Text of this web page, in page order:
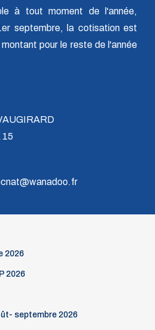
à tout moment de l'année,
septembre, la cotisation est
pour le reste de l'année
15
2026
2026
septembre 2026